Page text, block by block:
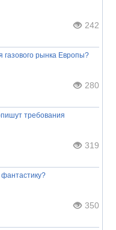
242
рынка Европы?
280
требования
319
350